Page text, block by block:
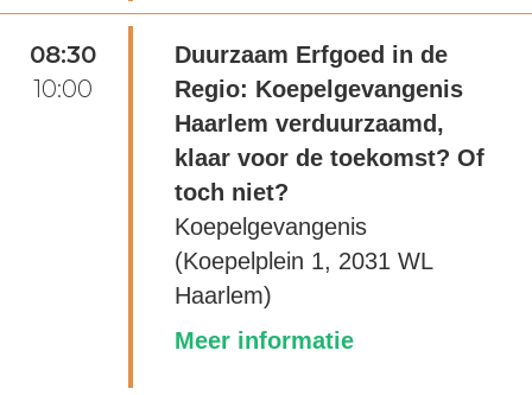
08:30
10:00
Duurzaam Erfgoed in de
Regio: Koepelgevangenis
Haarlem verduurzaamd,
klaar voor de toekomst? Of
toch niet?
Koepelgevangenis
(Koepelplein 1, 2031 WL
Haarlem)
Meer informatie